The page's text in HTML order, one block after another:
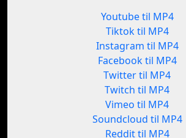
Youtube til MP4
Tiktok til MP4
Instagram til MP4
Facebook til MP4
Twitter til MP4
Twitch til MP4
Vimeo til MP4
Soundcloud til MP4
Reddit til MP4